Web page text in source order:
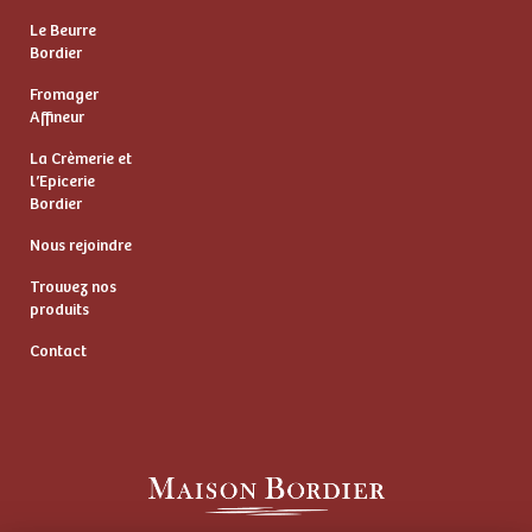
Le Beurre
Bordier
Fromager
Affineur
La Crèmerie et
l’Epicerie
Bordier
Nous rejoindre
Trouvez nos
produits
Contact